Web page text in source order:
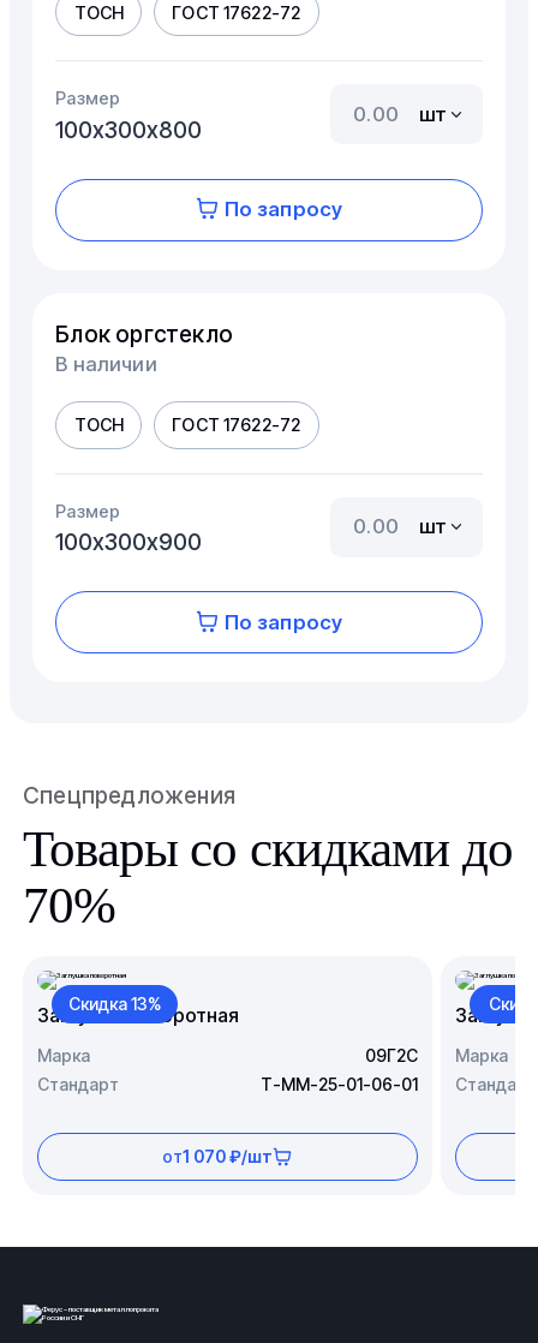
ТОСН ГОСТ 17622-72
Размер
100х300х800
шт
По запросу
Блок оргстекло
В наличии
ТОСН ГОСТ 17622-72
Размер
100х300х900
шт
По запросу
Спецпредложения
Товары со скидками до
70%
Скидка 13%
Заглушка поворотная
Марка
09Г2С
Стандарт
Т-ММ-25-01-06-01
от1 070 ₽/шт
Марка
Стандарт